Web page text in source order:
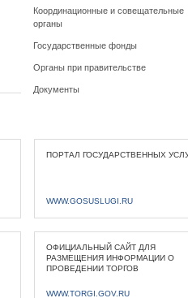
Координационные и совещательные
органы
Государственные фонды
Органы при правительстве
Документы
ПОРТАЛ ГОСУДАРСТВЕННЫХ
WWW.GOSUSLUGI.RU
ОФИЦИАЛЬНЫЙ САЙТ ДЛЯ
РАЗМЕЩЕНИЯ ИНФОРМАЦИИ О
ПРОВЕДЕНИИ ТОРГОВ
WWW.TORGI.GOV.RU